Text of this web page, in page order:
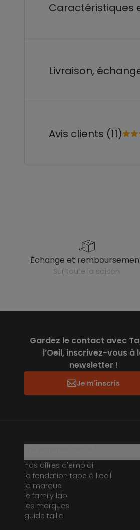
Caractéristiques
Livraison,
Avis clients (11)
échange et
sur toute la saison
Gardez le contact avec
l’Oeil, inscrivez-vous à
newsletter !
Je m'inscris
nos offres d'emploi
la fondation tape à l'oeil
la marque
le family lab
les marques
guide taille